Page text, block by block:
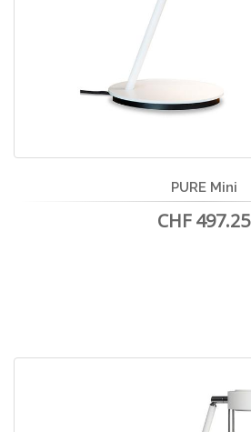
PURE Mini
CHF 497.25